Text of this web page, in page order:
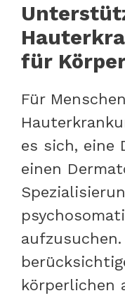
für
Für
es sich, eine
einen
körperlichen